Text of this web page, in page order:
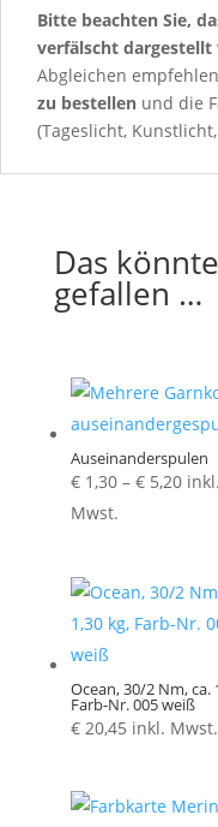
Bitte beachten Sie,
verfälscht dargestellt
Abgleichen
zu bestellen und die
(Tageslicht,
Das
gefallen …
Auseinanderspulen
€1,30 – €5,20 inkl.
Mwst.
Ocean, 30/2 Nm, ca.
Farb-Nr. 005 weiß
€20,45 inkl. Mwst.